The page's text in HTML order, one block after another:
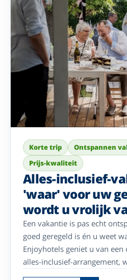
u voorbijgaan en geniet
van uw verblijf.
Korte trip
Ontspannen
Prijs-kwaliteit
Alles-inclusief-
'waar' voor uw
wordt u vrolijk
Een vakantie is pas echt
goed geregeld is én u weet
Enjoyhotels geniet u van
alles-inclusief-arrangement,